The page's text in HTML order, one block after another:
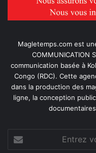
Magletemps.com est
COMMUNICATION
communication basée à
Congo (RDC). Cette
dans la production des
ligne, la conception
votre